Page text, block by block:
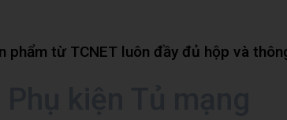
phẩm từ TCNET luôn đầy đủ hộp và